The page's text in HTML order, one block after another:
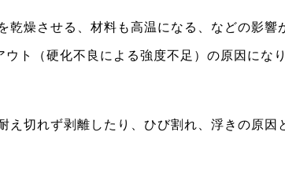
燥させる、材料も高温になる、などの影響
ト（硬化不良による強度不足）の原因になり
切れず剥離したり、ひび割れ、浮きの原因